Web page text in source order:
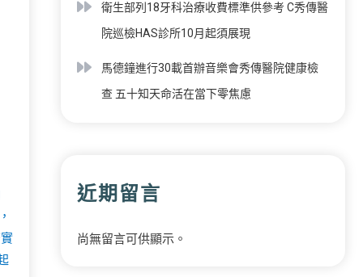
衛生部列18牙科治療收費標準供參考 C秀傳醫
院巡檢HAS診所10月起須展現
馬德鐘進行30載首辦音樂會秀傳醫院健康檢
查 五十知天命活在當下零焦慮
近期留言
尚無留言可供顯示。